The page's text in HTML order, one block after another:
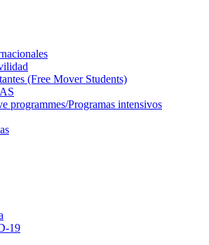
(Free Mover Students)
programmes/Programas intensivos
19